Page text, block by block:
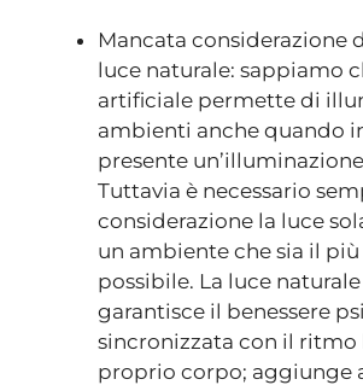
Mancata considerazione
luce naturale: sappiamo
artificiale permette di
ambienti anche quando
presente
Tuttavia è necessario
considerazione la luce
un ambiente che sia il
possibile. La luce
garantisce il benessere
sincronizzata con il
proprio corpo; aggiunge